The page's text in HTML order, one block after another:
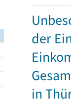
der
in